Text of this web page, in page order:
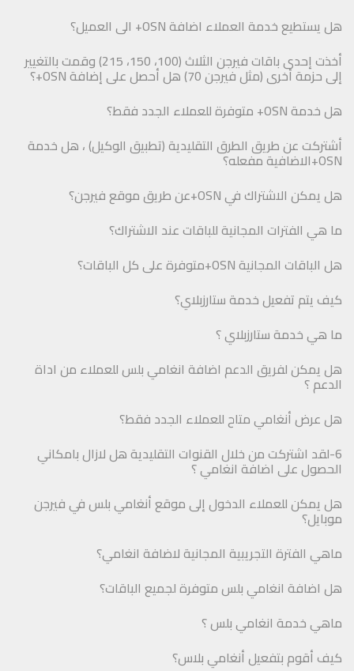
هل يستطيع خدمة العملاء اضافة OSN+ الى العميل؟
أخذت إحدى باقات فيرجن الثلاث (100، 150، 215) وقمت بالتغيير
إلى حزمة أخرى (مثل فيرجن 70) هل أحصل على إضافة OSN+؟
هل خدمة OSN+ متوفرة للعملاء الجدد فقط؟
أشتركت عن طريق الطرق التقليدية (تطبيق الوكيل) ، هل خدمة
OSN+الاضافية مفعله؟
هل يمكن الاشتراك في OSN+عن طريق موقع فيرجن؟
ما هي الفترات المجانية للباقات عند الاشتراك؟
هل الباقات المجانية OSN+متوفرة على كل الباقات؟
كيف يتم تفعيل خدمة ستارزبلاي؟
ما هي خدمة ستارزبلاي ؟
هل يمكن لفريق الدعم اضافة انغامي بلس للعملاء من اداة
الدعم ؟
هل عرض أنغامي متاح للعملاء الجدد فقط؟
6-لقد اشتركت من خلال القنوات التقليدية هل لازال بامكاني
الحصول على اضافة انغامي ؟
هل يمكن للعملاء الدخول إلى موقع أنغامي بلس في فيرجن
موبايل؟
ماهي الفترة التجريبية المجانية لاضافة انغامي؟
هل اضافة انغامي بلس متوفرة لجميع الباقات؟
ماهي خدمة انغامي بلس ؟
كيف أقوم بتفعيل أنغامي بلاس؟